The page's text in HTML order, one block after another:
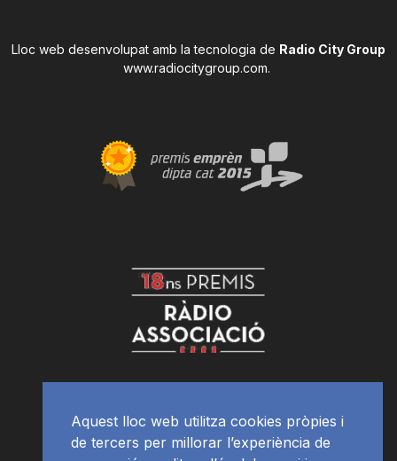
Lloc web desenvolupat amb la tecnologia de Radio City Group
www.radiocitygroup.com.
Aquest lloc web utilitza cookies pròpies i
de tercers per millorar l’experiència de